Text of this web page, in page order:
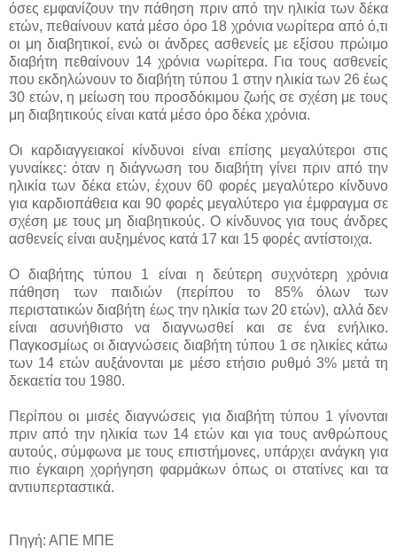
όσες εμφανίζουν την πάθηση πριν από την ηλικία των δέκα
ετών, πεθαίνουν κατά μέσο όρο 18 χρόνια νωρίτερα από ό,τι
οι μη διαβητικοί, ενώ οι άνδρες ασθενείς με εξίσου πρώιμο
διαβήτη πεθαίνουν 14 χρόνια νωρίτερα. Για τους ασθενείς
που εκδηλώνουν το διαβήτη τύπου 1 στην ηλικία των 26 έως
30 ετών, η μείωση του προσδόκιμου ζωής σε σχέση με τους
μη διαβητικούς είναι κατά μέσο όρο δέκα χρόνια.
Οι καρδιαγγειακοί κίνδυνοι είναι επίσης μεγαλύτεροι στις
γυναίκες: όταν η διάγνωση του διαβήτη γίνει πριν από την
ηλικία των δέκα ετών, έχουν 60 φορές μεγαλύτερο κίνδυνο
για καρδιοπάθεια και 90 φορές μεγαλύτερο για έμφραγμα σε
σχέση με τους μη διαβητικούς. Ο κίνδυνος για τους άνδρες
ασθενείς είναι αυξημένος κατά 17 και 15 φορές αντίστοιχα.
Ο διαβήτης τύπου 1 είναι η δεύτερη συχνότερη χρόνια
πάθηση των παιδιών (περίπου το 85% όλων των
περιστατικών διαβήτη έως την ηλικία των 20 ετών), αλλά δεν
είναι ασυνήθιστο να διαγνωσθεί και σε ένα ενήλικο.
Παγκοσμίως οι διαγνώσεις διαβήτη τύπου 1 σε ηλικίες κάτω
των 14 ετών αυξάνονται με μέσο ετήσιο ρυθμό 3% μετά τη
δεκαετία του 1980.
Περίπου οι μισές διαγνώσεις για διαβήτη τύπου 1 γίνονται
πριν από την ηλικία των 14 ετών και για τους ανθρώπους
αυτούς, σύμφωνα με τους επιστήμονες, υπάρχει ανάγκη για
πιο έγκαιρη χορήγηση φαρμάκων όπως οι στατίνες και τα
αντιυπερταστικά.
Πηγή: ΑΠΕ ΜΠΕ